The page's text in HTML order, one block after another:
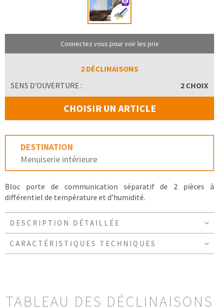
Connectez vous pour voir les prix
2 DÉCLINAISONS
SENS D'OUVERTURE :
2 CHOIX
CHOISIR UN ARTICLE
DESTINATION
Menuiserie intérieure
Bloc porte de communication séparatif de 2 pièces à
différentiel de température et d’humidité.
DESCRIPTION DÉTAILLÉE
CARACTÉRISTIQUES TECHNIQUES
TABLEAU DES DÉCLINAISONS